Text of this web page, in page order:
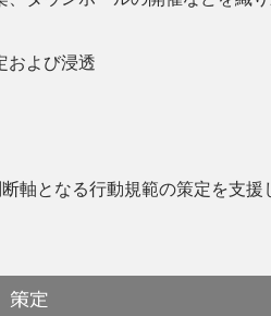
および浸透
軸となる行動規範の策定を支援